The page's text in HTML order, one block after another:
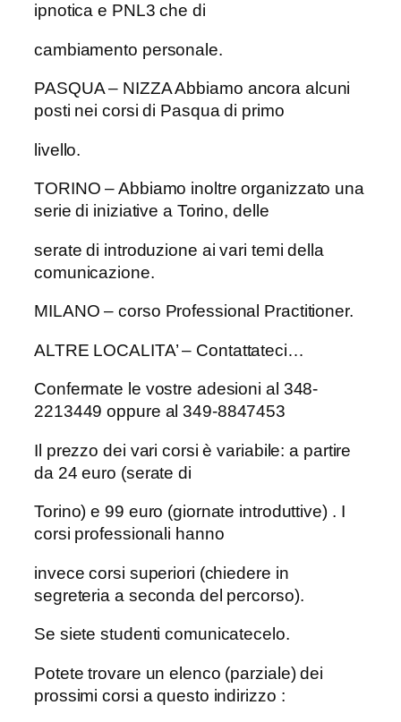
ipnotica e PNL3 che di
cambiamento personale.
PASQUA – NIZZA Abbiamo ancora alcuni
posti nei corsi di Pasqua di primo
livello.
TORINO – Abbiamo inoltre organizzato una
serie di iniziative a Torino, delle
serate di introduzione ai vari temi della
comunicazione.
MILANO – corso Professional Practitioner.
ALTRE LOCALITA’ – Contattateci…
Confermate le vostre adesioni al 348-
2213449 oppure al 349-8847453
Il prezzo dei vari corsi è variabile: a partire
da 24 euro (serate di
Torino) e 99 euro (giornate introduttive) . I
corsi professionali hanno
invece corsi superiori (chiedere in
segreteria a seconda del percorso).
Se siete studenti comunicatecelo.
Potete trovare un elenco (parziale) dei
prossimi corsi a questo indirizzo :